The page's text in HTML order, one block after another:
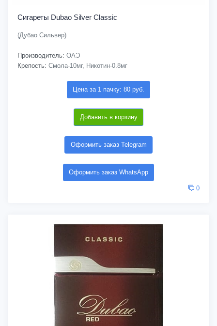
Сигареты Dubao Silver Classic
(Дубао Сильвер)
Производитель: ОАЭ
Крепость: Смола-10мг, Никотин-0.8мг
Цена за 1 пачку: 80 руб.
Добавить в корзину
Оформить заказ Telegram
Оформить заказ WhatsApp
0